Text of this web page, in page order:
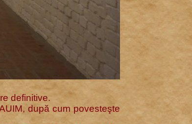
definitive.
după cum povesteşte